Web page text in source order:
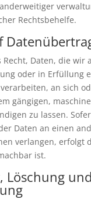
Rechtsbehelfe.
Recht, Daten, die wir
oder in Erfüllung
an sich
gängigen,
zu lassen.
Daten an einen
verlangen, erfolgt
ist.
Löschung und